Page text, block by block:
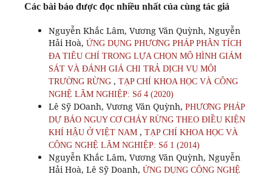
Các bài báo được đọc nhiều nhất của cùng tác giả
Nguyễn Khắc Lâm, Vương Văn Quỳnh, Nguyễn
Hải Hoà, ỨNG DỤNG PHƯƠNG PHÁP PHÂN TÍCH
ĐA TIÊU CHÍ TRONG LỰA CHỌN MÔ HÌNH GIÁM
SÁT VÀ ĐÁNH GIÁ CHI TRẢ DỊCH VỤ MÔI
TRƯỜNG RỪNG , TẠP CHÍ KHOA HỌC VÀ CÔNG
NGHỆ LÂM NGHIỆP: Số 4 (2020)
Lê Sỹ DOanh, Vương Văn Quỳnh, PHƯƠNG PHÁP
DỰ BÁO NGUY CƠ CHÁY RỪNG THEO ĐIỀU KIỆN
KHÍ HẬU Ở VIỆT NAM , TẠP CHÍ KHOA HỌC VÀ
CÔNG NGHỆ LÂM NGHIỆP: Số 1 (2014)
Nguyễn Khắc Lâm, Vương Văn Quỳnh, Nguyễn
Hải Hoà, Lê Sỹ Doanh, ỨNG DỤNG CÔNG NGHỆ